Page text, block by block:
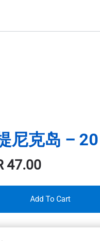
尼克岛 –
47.00
Add To Cart